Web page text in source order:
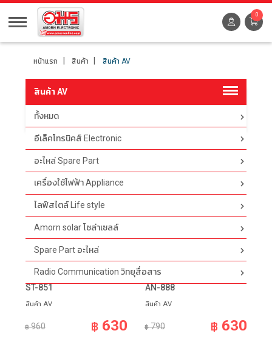
0
หน้าแรก สินค้า สินค้า AV
สินค้า AV
ทั้งหมด
อีเล็คโทรนิคส์ Electronic
อะไหล่ Spare Part
เครื่องใช้ไฟฟ้า Appliance
ไลฟ์สไตล์ Life style
Amorn solar โซล่าเซลล์
Spare Part อะไหล่
Radio Communication วิทยุสื่อสาร
ตัวกรอง
กล่องใส่ไมค์เอนกประสงค์
ST-851
สินค้า AV
฿960 ฿ 630
วิทยุ AM/FM ACONATIC
AN-888
สินค้า AV
฿790 ฿ 630